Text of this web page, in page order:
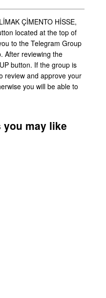
ÇİMENTO HİSSE,
located at the top of
to the Telegram Group
After reviewing the
button. If the group is
review and approve your
you will be able to
you may like